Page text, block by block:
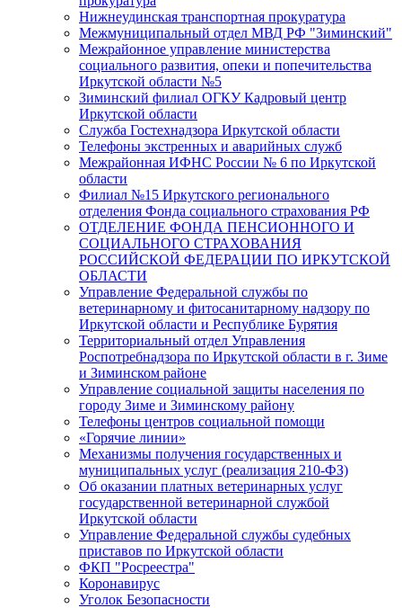
Нижнеудинская транспортная прокуратура
Межмуниципальный отдел МВД РФ "Зиминский"
Межрайонное управление министерства
социального развития, опеки и попечительства
Иркутской области №5
Зиминский филиал ОГКУ Кадровый центр
Иркутской области
Служба Гостехнадзора Иркутской области
Телефоны экстренных и аварийных служб
Межрайонная ИФНС России № 6 по Иркутской
области
Филиал №15 Иркутского регионального
отделения Фонда социального страхования РФ
ОТДЕЛЕНИЕ ФОНДА ПЕНСИОННОГО И
СОЦИАЛЬНОГО СТРАХОВАНИЯ
РОССИЙСКОЙ ФЕДЕРАЦИИ ПО ИРКУТСКОЙ
ОБЛАСТИ
Управление Федеральной службы по
ветеринарному и фитосанитарному надзору по
Иркутской области и Республике Бурятия
Территориальный отдел Управления
Роспотребнадзора по Иркутской области в г. Зиме
и Зиминском районе
Управление социальной защиты населения по
городу Зиме и Зиминскому району
Телефоны центров социальной помощи
«Горячие линии»
Механизмы получения государственных и
муниципальных услуг (реализация 210-ФЗ)
Об оказании платных ветеринарных услуг
государственной ветеринарной службой
Иркутской области
Управление Федеральной службы судебных
приставов по Иркутской области
ФКП "Росреестра"
Коронавирус
Уголок Безопасности